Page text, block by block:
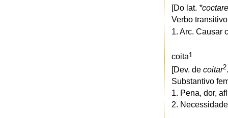
[Do lat.
Verbo
1.Arc.Causar
coita1
[Dev. decoitar2
Substantivo
1. Pena, dor,
2.